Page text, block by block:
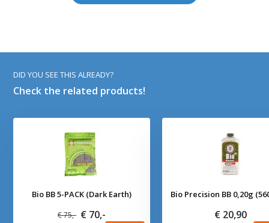
DID YOU SEE THIS ALREADY?
Check the related products!
Bio BB 5-PACK (Dark Earth)
€ 75,- € 70,-
Bio Precision BB 0,20g
€ 20,90